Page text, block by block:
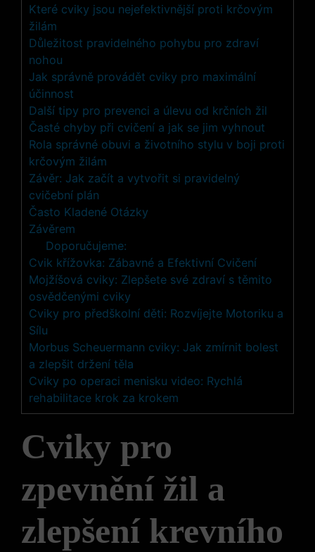
Které cviky jsou nejefektivnější proti krčovým
žilám
Důležitost pravidelného pohybu pro zdraví
nohou
Jak správně provádět cviky pro maximální
účinnost
Další tipy pro prevenci a úlevu od krčních žil
Časté chyby při cvičení a jak se jim vyhnout
Rola správné obuvi a životního stylu v boji proti
krčovým žilám
Závěr: Jak začít a vytvořit si pravidelný
cvičební plán
Často Kladené Otázky
Závěrem
Doporučujeme:
Cvik křížovka: Zábavné a Efektivní Cvičení
Mojžíšová cviky: Zlepšete své zdraví s těmito
osvědčenými cviky
Cviky pro předškolní děti: Rozvíjejte Motoriku a
Sílu
Morbus Scheuermann cviky: Jak zmírnit bolest
a zlepšit držení těla
Cviky po operaci menisku video: Rychlá
rehabilitace krok za krokem
Cviky pro
zpevnění žil a
zlepšení krevního